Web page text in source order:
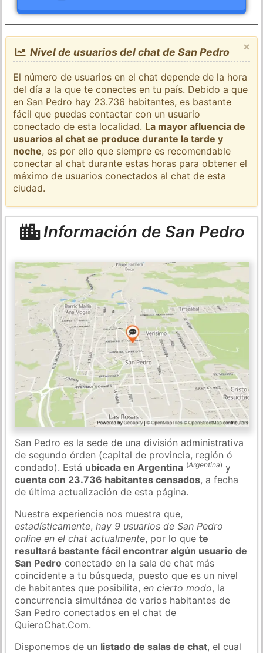
×
Nivel de usuarios del chat de San Pedro
El número de usuarios en el chat depende de la hora
del día a la que te conectes en tu país. Debido a que
en San Pedro hay 23.736 habitantes, es bastante
fácil que puedas contactar con un usuario
conectado de esta localidad. La mayor afluencia de
usuarios al chat se produce durante la tarde y
noche, es por ello que siempre es recomendable
conectar al chat durante estas horas para obtener el
máximo de usuarios conectados al chat de esta
ciudad.
Información de San Pedro
San Pedro es la sede de una división administrativa
de segundo órden (capital de provincia, región ó
condado). Está ubicada en Argentina (Argentina) y
cuenta con 23.736 habitantes censados, a fecha
de última actualización de esta página.
Nuestra experiencia nos muestra que,
estadísticamente,hay 9 usuarios de San Pedro
online en el chat actualmente, por lo quete
resultará bastante fácil encontrar algún usuario de
San Pedro conectado en la sala de chat más
coincidente a tu búsqueda, puesto que es un nivel
de habitantes que posibilita,en cierto modo, la
concurrencia simultánea de varios habitantes de
San Pedro conectados en el chat de
QuieroChat.Com.
Disponemos de un listado de salas de chat, el cual